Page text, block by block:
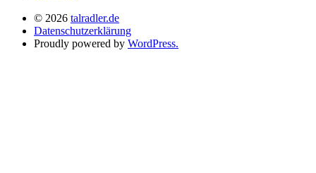
© 2026 talradler.de
Datenschutzerklärung
Proudly powered by WordPress.